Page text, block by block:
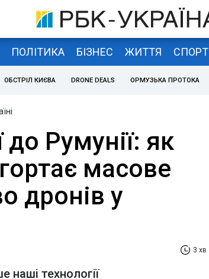
ПОЛІТИКА БІЗНЕС ЖИТТЯ СПОРТ
ОБСТРІЛ КИЄВА DRONE DEALS ОРМУЗЬКА ПРОТОКА
до Румунії: як
масове
дронів у
3 хв
наші технології